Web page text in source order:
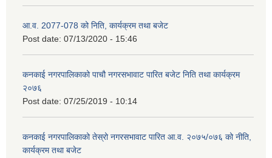
आ.व. 2077-078 को निति, कार्यक्रम तथा बजेट
Post date: 07/13/2020 - 15:46
कनकाई नगरपालिकाको पाचौ नगरसभावाट पारित बजेट निति तथा कार्यक्रम
२०७६
Post date: 07/25/2019 - 10:14
कनकाई नगरपालिकाको तेस्रो नगरसभावाट पारित आ.व. २०७५/०७६ को नीति,
कार्यक्रम तथा बजेट